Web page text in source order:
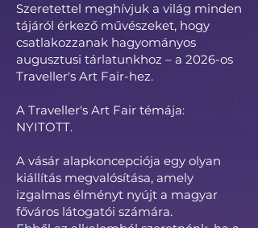
Szeretettel meghívjuk a világ minden
tájáról érkező művészeket, hogy
csatlakozzanak hagyományos
augusztusi tárlatunkhoz – a 2026-os
Traveller's Art Fair-hez.
A Traveller's Art Fair témája:
NYITOTT.
A vásár alapkoncepciója egy olyan
kiállítás megvalósítása, amely
izgalmas élményt nyújt a magyar
főváros látogatói számára.